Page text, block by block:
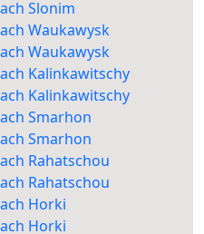
Slonim
Waukawysk
Waukawysk
Kalinkawitschy
Kalinkawitschy
Smarhon
Smarhon
Rahatschou
Rahatschou
Horki
Horki